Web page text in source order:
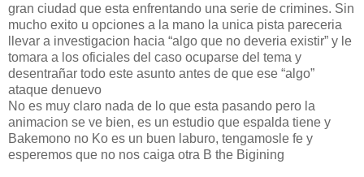
gran ciudad que esta enfrentando una serie de crimines. Sin
mucho exito u opciones a la mano la unica pista pareceria
llevar a investigacion hacia “algo que no deveria existir” y le
tomara a los oficiales del caso ocuparse del tema y
desentrañar todo este asunto antes de que ese “algo”
ataque denuevo
No es muy claro nada de lo que esta pasando pero la
animacion se ve bien, es un estudio que espalda tiene y
Bakemono no Ko es un buen laburo, tengamosle fe y
esperemos que no nos caiga otra B the Bigining